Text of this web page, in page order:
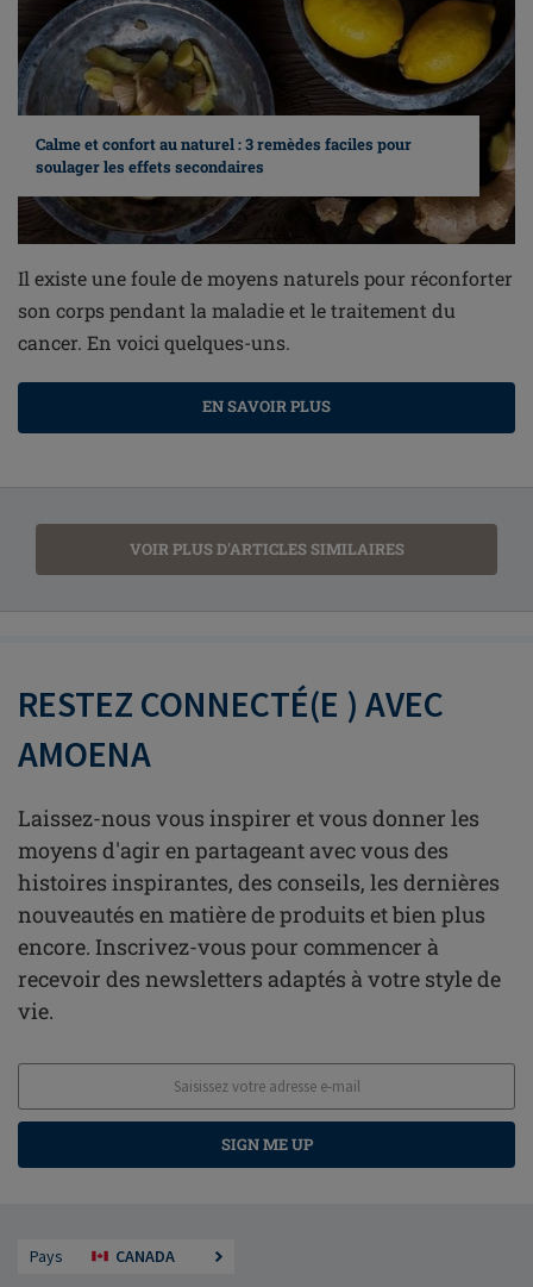
Calme et confort au naturel : 3 remèdes faciles pour
soulager les effets secondaires
Il existe une foule de moyens naturels pour réconforter
son corps pendant la maladie et le traitement du
cancer. En voici quelques-uns.
EN SAVOIR PLUS
VOIR PLUS D'ARTICLES SIMILAIRES
RESTEZ CONNECTÉ(E ) AVEC
AMOENA
Laissez-nous vous inspirer et vous donner les
moyens d'agir en partageant avec vous des
histoires inspirantes, des conseils, les dernières
nouveautés en matière de produits et bien plus
encore. Inscrivez-vous pour commencer à
recevoir des newsletters adaptés à votre style de
vie.
SIGN ME UP
Pays CANADA